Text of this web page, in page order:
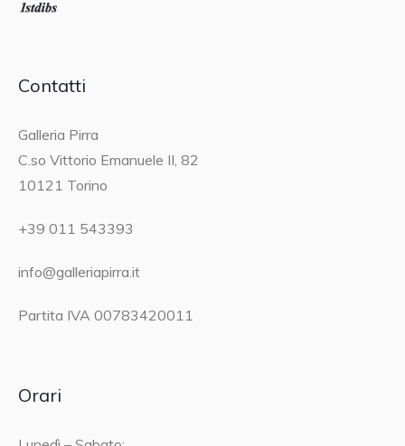
Contatti
Galleria Pirra
C.so Vittorio Emanuele II, 82
10121 Torino
+39 011 543393
info@galleriapirra.it
Partita IVA 00783420011
Orari